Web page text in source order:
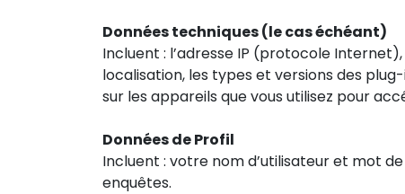
Données techniques (le cas échéant)
Incluent : l’adresse IP (protocole
localisation, les types et versions des
sur les appareils que vous utilisez pour
Données de Profil
Incluent : votre nom d’utilisateur et mot
enquêtes.